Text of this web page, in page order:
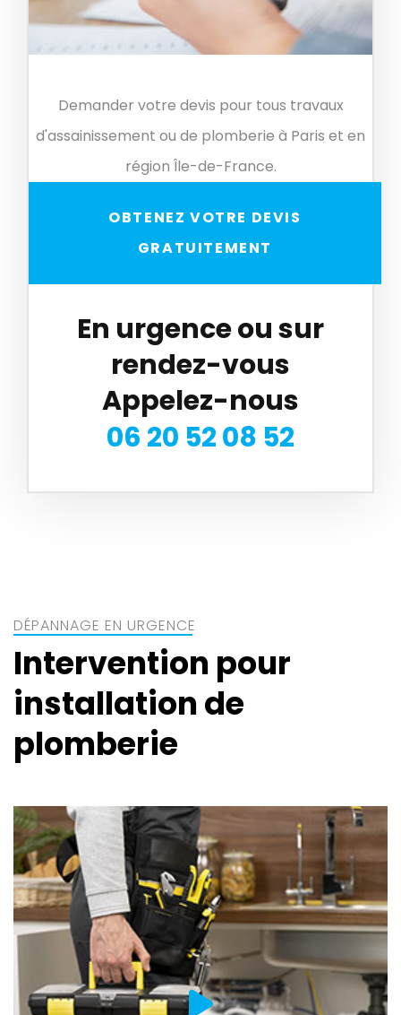
Demander votre devis pour tous travaux
d'assainissement ou de plomberie à Paris et en
région Île-de-France.
OBTENEZ VOTRE DEVIS
GRATUITEMENT
En urgence ou sur
rendez-vous
Appelez-nous
06 20 52 08 52
DÉPANNAGE EN URGENCE
Intervention pour
installation de
plomberie